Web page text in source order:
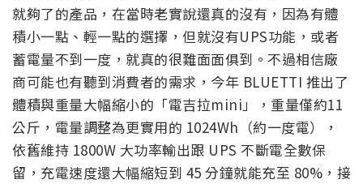
就夠了的產品，在當時老實說還真的沒有，因為有體
積小一點、輕一點的選擇，但就沒有UPS功能，或者
蓄電量不到一度，就真的很難面面俱到。不過相信廠
商可能也有聽到消費者的需求，今年 BLUETTI 推出了
體積與重量大幅縮小的「電吉拉mini」，重量僅約11
公斤，電量調整為更實用的 1024Wh（約一度電），
依舊維持 1800W 大功率輸出跟 UPS 不斷電全數保
留，充電速度還大幅縮短到 45 分鐘就能充至 80%，接